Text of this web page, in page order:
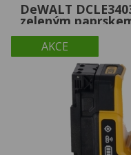
AKCE
DeWALT
zeleným